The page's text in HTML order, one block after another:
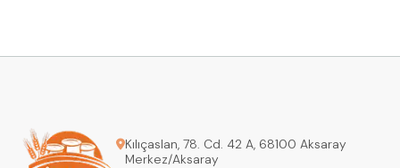
Kılıçaslan, 78. Cd. 42 A, 68100 Aksaray
Merkez/Aksaray